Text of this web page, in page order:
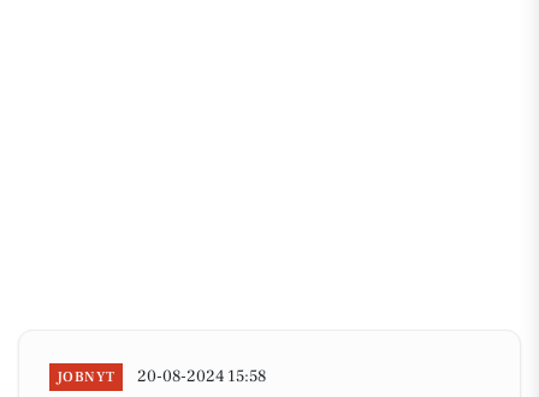
JOBNYT 20-08-2024 15:58